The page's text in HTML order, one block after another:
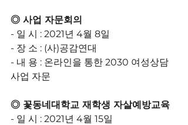
◎ 사업 자문회의
- 일 시 : 2021년 4월 8일
- 장 소 : (사)공감연대
- 내 용 : 온라인을 통한 2030 여성상담
사업 자문
◎ 꽃동네대학교 재학생 자살예방교육
- 일 시 : 2021년 4월 15일